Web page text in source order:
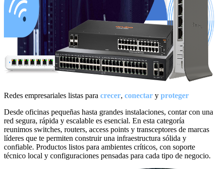
Redes empresariales listas para crecer, conectar y proteger
Desde oficinas pequeñas hasta grandes instalaciones, contar con una
red segura, rápida y escalable es esencial. En esta categoría
reunimos switches, routers, access points y transceptores de marcas
líderes que te permiten construir una infraestructura sólida y
confiable. Productos listos para ambientes críticos, con soporte
técnico local y configuraciones pensadas para cada tipo de negocio.